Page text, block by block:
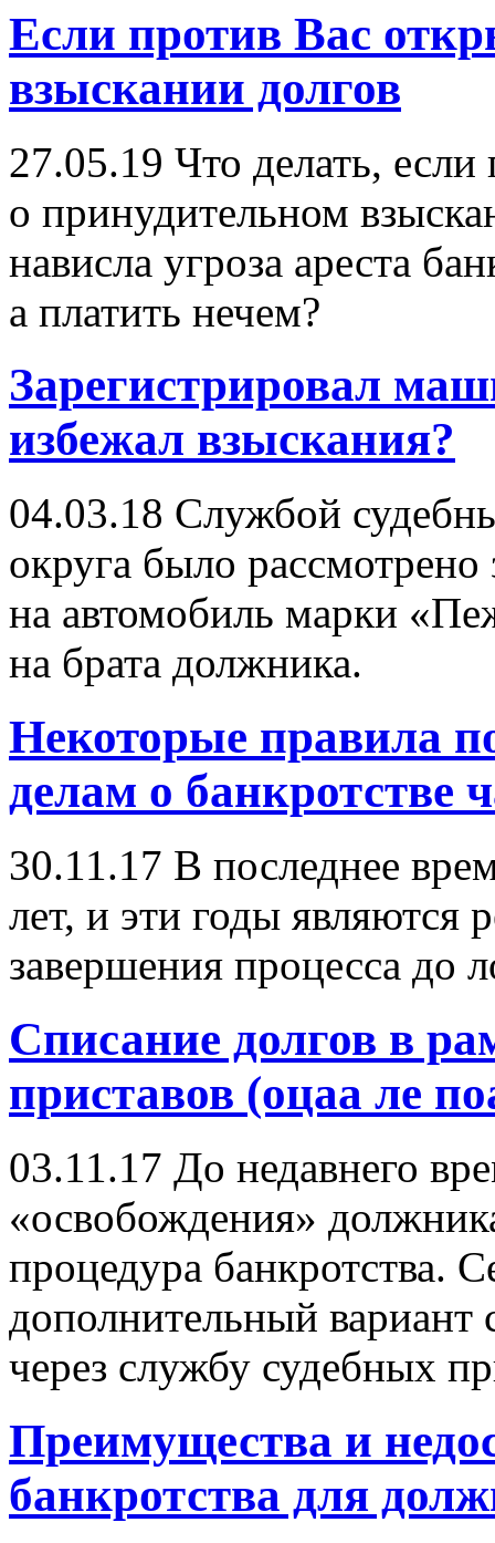
Если против Вас
взыскании долгов
27.05.19 Что делать,
о принудительном
нависла угроза ареста
а платить нечем?
Зарегистрировал
избежал взыскания?
04.03.18 Службой
округа было рассмотрено
на автомобиль марки
на брата должника.
Некоторые правила
делам о банкротстве
30.11.17 В последнее
лет, и эти годы
завершения процесса до
Списание долгов в
приставов (оцаа ле
03.11.17 До недавнего
«освобождения»
процедура банкротства.
дополнительный
через службу судебных
Преимущества и
банкротства для